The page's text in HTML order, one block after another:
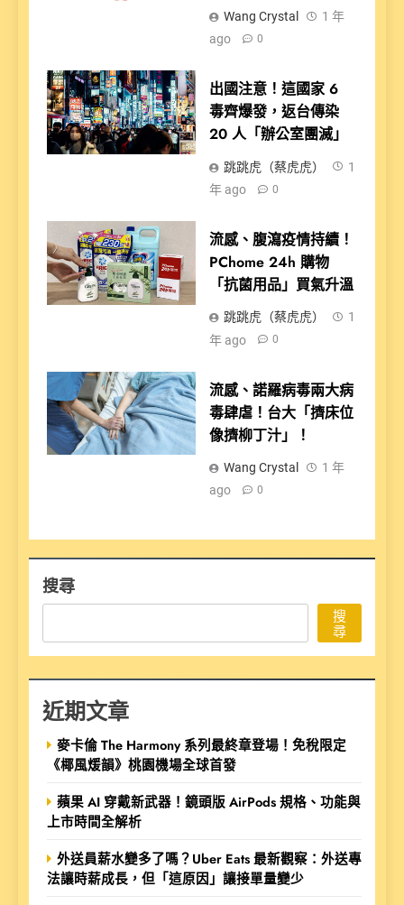
Wang Crystal
1 年
ago
0
出國注意！這國家 6
毒齊爆發，返台傳染
20 人「辦公室團滅」
跳跳虎（蔡虎虎）
1
年 ago
0
流感、腹瀉疫情持續！
PChome 24h 購物
「抗菌用品」買氣升溫
跳跳虎（蔡虎虎）
1
年 ago
0
流感、諾羅病毒兩大病
毒肆虐！台大「擠床位
像擠柳丁汁」！
Wang Crystal
1 年
ago
0
搜尋
搜
尋
近期文章
麥卡倫 The Harmony 系列最終章登場！免稅限定
《椰風煖韻》桃園機場全球首發
蘋果 AI 穿戴新武器！鏡頭版 AirPods 規格、功能與
上市時間全解析
外送員薪水變多了嗎？Uber Eats 最新觀察：外送專
法讓時薪成長，但「這原因」讓接單量變少